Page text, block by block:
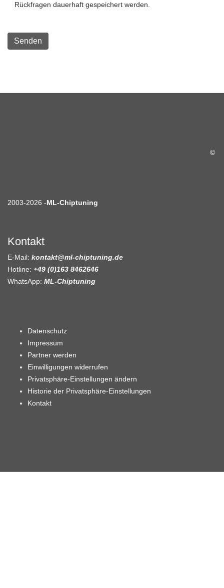
Rückfragen dauerhaft gespeichert werden.
©
2003-2026 -ML-Chiptuning
Kontakt
E-Mail: kontakt@ml-chiptuning.de
Hotline: +49 (0)163 8462646
WhatsApp: ML-Chiptuning
Datenschutz
Impressum
Partner werden
Einwilligungen widerrufen
Privatsphäre-Einstellungen ändern
Historie der Privatsphäre-Einstellungen
Kontakt